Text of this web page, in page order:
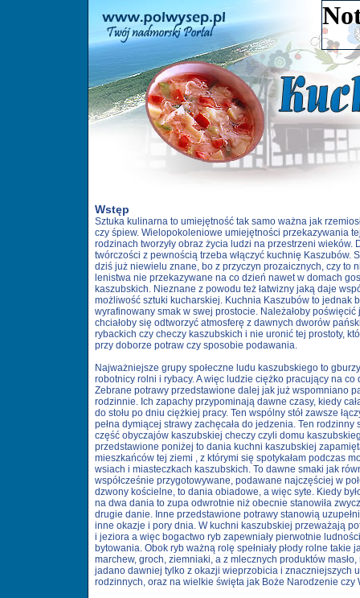
Wstęp
Sztuka kulinarna to umiejętność tak samo ważna jak
czy śpiew. Wielopokoleniowe umiejętności przekazywania
rodzinach tworzyły obraz życia ludzi na przestrzeni wieków.
twórczości z pewnością trzeba włączyć kuchnię Kaszubów.
dziś już niewielu znane, bo z przyczyn prozaicznych, czy to
lenistwa nie przekazywane na co dzień nawet w domach
kaszubskich. Nieznane z powodu też łatwizny jaką daje
możliwość sztuki kucharskiej. Kuchnia Kaszubów to jednak
wyrafinowany smak w swej prostocie. Należałoby
chciałoby się odtworzyć atmosferę z dawnych dworów
rybackich czy checzy kaszubskich i nie uronić tej prostoty,
przy doborze potraw czy sposobie podawania.
Najważniejsze grupy społeczne ludu kaszubskiego to
robotnicy rolni i rybacy. A więc ludzie ciężko pracujący na co
Zebrane potrawy przedstawione dalej jak już wspomniano
rodzinnie. Ich zapachy przypominają dawne czasy, kiedy
do stołu po dniu ciężkiej pracy. Ten wspólny stół zawsze
pełna dymiącej strawy zachęcała do jedzenia. Ten rodzinny
część obyczajów kaszubskiej checzy czyli domu
przedstawione poniżej to dania kuchni kaszubskiej
mieszkańców tej ziemi , z którymi się spotykałam podczas
wsiach i miasteczkach kaszubskich. To dawne smaki jak
współcześnie przygotowywane, podawane najczęściej w
dzwony kościelne, to dania obiadowe, a więc syte. Kiedy
na dwa dania to zupa odwrotnie niż obecnie stanowiła
drugie danie. Inne przedstawione potrawy stanowią
inne okazje i pory dnia. W kuchni kaszubskiej przeważają
i jeziora a więc bogactwo ryb zapewniały pierwotnie
bytowania. Obok ryb ważną rolę spełniały płody rolne takie
marchew, groch, ziemniaki, a z mlecznych produktów
jadano dawniej tylko z okazji wieprzobicia i znaczniejszych
rodzinnych, oraz na wielkie święta jak Boże Narodzenie czy